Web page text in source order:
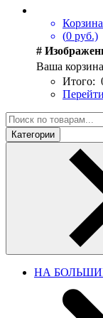
Корзина
(0 руб.)
#
Ваша
Итого:
Категории
НА